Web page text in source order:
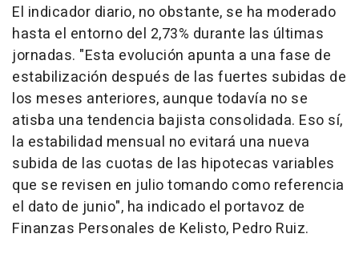
El indicador diario, no obstante, se ha moderado
hasta el entorno del 2,73% durante las últimas
jornadas. "Esta evolución apunta a una fase de
estabilización después de las fuertes subidas de
los meses anteriores, aunque todavía no se
atisba una tendencia bajista consolidada. Eso sí,
la estabilidad mensual no evitará una nueva
subida de las cuotas de las hipotecas variables
que se revisen en julio tomando como referencia
el dato de junio", ha indicado el portavoz de
Finanzas Personales de Kelisto, Pedro Ruiz.